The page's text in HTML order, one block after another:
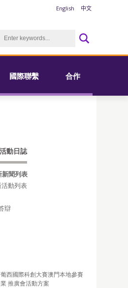
English 中文
國際聯繫 合作
動日誌
新聞列表
活動列表
辯
西國際科創大賽澳門本地參賽
推廣會活動方案